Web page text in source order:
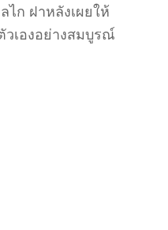
ก ฝาหลังเผยให้
เองอย่างสมบูรณ์